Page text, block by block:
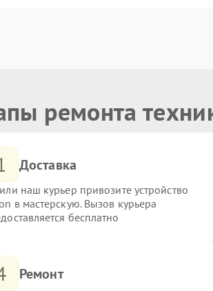
ремонта
Доставка
наш курьер привозите устройство
в мастерскую. Вызов курьера
бесплатно
Ремонт